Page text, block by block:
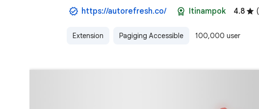
https://autorefresh.co/ Itinampok 4.8 (
Extension Pagiging Accessible 100,000 user